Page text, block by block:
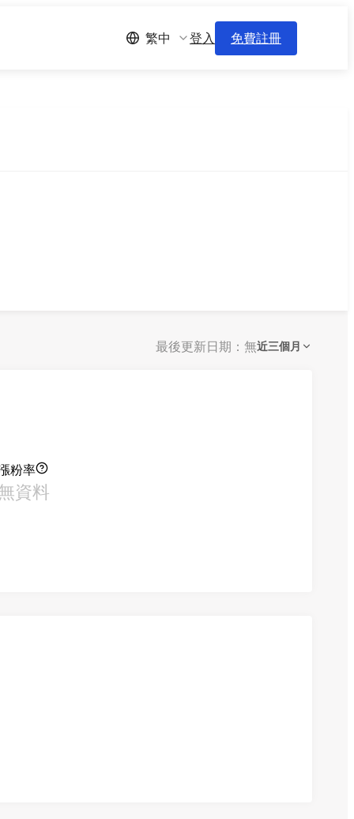
繁中 登入 免費註冊
最後更新日期：無近三個月
粉率
資料